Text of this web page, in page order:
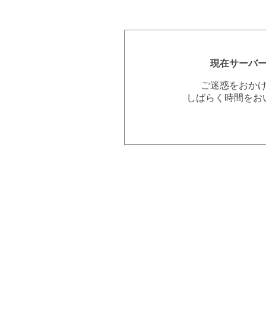
現在サーバ
ご迷惑をおか
しばらく時間を